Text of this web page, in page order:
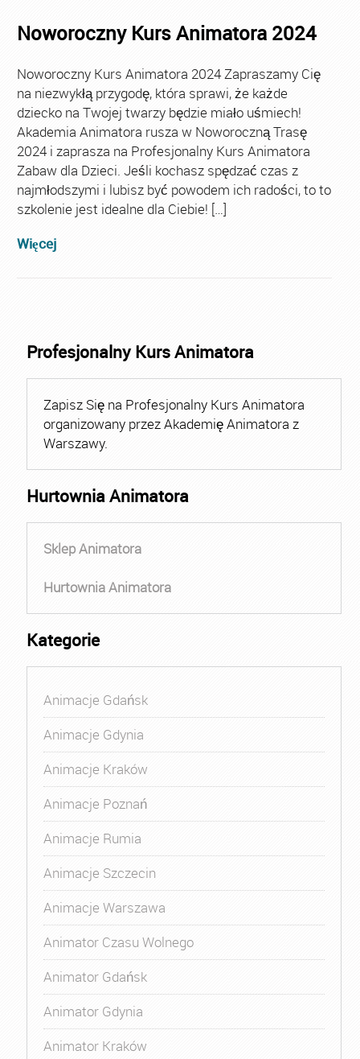
Noworoczny Kurs Animatora 2024
Noworoczny Kurs Animatora 2024 Zapraszamy Cię
na niezwykłą przygodę, która sprawi, że każde
dziecko na Twojej twarzy będzie miało uśmiech!
Akademia Animatora rusza w Noworoczną Trasę
2024 i zaprasza na Profesjonalny Kurs Animatora
Zabaw dla Dzieci. Jeśli kochasz spędzać czas z
najmłodszymi i lubisz być powodem ich radości, to to
szkolenie jest idealne dla Ciebie! […]
Więcej
Profesjonalny Kurs Animatora
Zapisz Się na Profesjonalny Kurs Animatora
organizowany przez Akademię Animatora z
Warszawy.
Hurtownia Animatora
Sklep Animatora
Hurtownia Animatora
Kategorie
Animacje Gdańsk
Animacje Gdynia
Animacje Kraków
Animacje Poznań
Animacje Rumia
Animacje Szczecin
Animacje Warszawa
Animator Czasu Wolnego
Animator Gdańsk
Animator Gdynia
Animator Kraków